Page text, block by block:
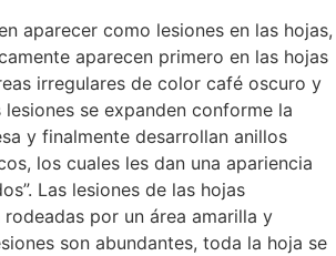
aparecer como lesiones en las hojas,
aparecen primero en las hojas
irregulares de color café oscuro y
se expanden conforme la
y finalmente desarrollan anillos
los cuales les dan una apariencia
Las lesiones de las hojas
por un área amarilla y
son abundantes, toda la hoja se